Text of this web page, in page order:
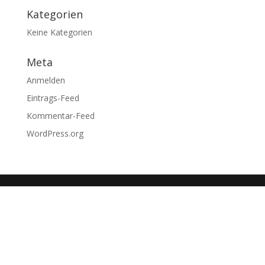
Kategorien
Keine Kategorien
Meta
Anmelden
Eintrags-Feed
Kommentar-Feed
WordPress.org